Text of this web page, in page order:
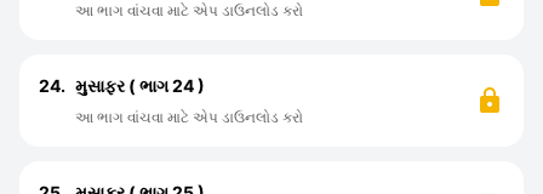
આ ભાગ વાંચવા માટે એપ ડાઉનલોડ કરો
24. મુસાફર ( ભાગ 24 )
આ ભાગ વાંચવા માટે એપ ડાઉનલોડ કરો